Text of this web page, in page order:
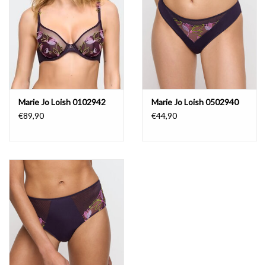
Marie Jo Loish 0102942
€89,90
Marie Jo Loish 0502940
€44,90